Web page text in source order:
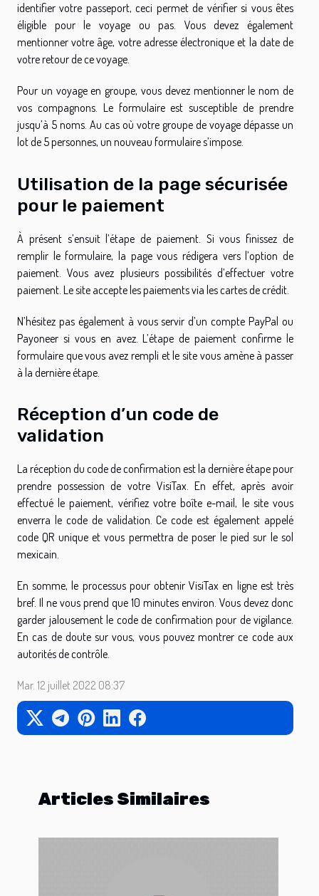
identifier votre passeport, ceci permet de vérifier si vous êtes
éligible pour le voyage ou pas. Vous devez également
mentionner votre âge, votre adresse électronique et la date de
votre retour de ce voyage.
Pour un voyage en groupe, vous devez mentionner le nom de
vos compagnons. Le formulaire est susceptible de prendre
jusqu’à 5 noms. Au cas où votre groupe de voyage dépasse un
lot de 5 personnes, un nouveau formulaire s’impose.
Utilisation de la page sécurisée
pour le paiement
À présent s’ensuit l’étape de paiement. Si vous finissez de
remplir le formulaire, la page vous rédigera vers l’option de
paiement. Vous avez plusieurs possibilités d’effectuer votre
paiement. Le site accepte les paiements via les cartes de crédit.
N’hésitez pas également à vous servir d’un compte PayPal ou
Payoneer si vous en avez. L’étape de paiement confirme le
formulaire que vous avez rempli et le site vous amène à passer
à la dernière étape.
Réception d’un code de
validation
La réception du code de confirmation est la dernière étape pour
prendre possession de votre VisiTax. En effet, après avoir
effectué le paiement, vérifiez votre boîte e-mail, le site vous
enverra le code de validation. Ce code est également appelé
code QR unique et vous permettra de poser le pied sur le sol
mexicain.
En somme, le processus pour obtenir VisiTax en ligne est très
bref. Il ne vous prend que 10 minutes environ. Vous devez donc
garder jalousement le code de confirmation pour de vigilance.
En cas de doute sur vous, vous pouvez montrer ce code aux
autorités de contrôle.
Mar. 12 juillet 2022 08:37
Articles Similaires